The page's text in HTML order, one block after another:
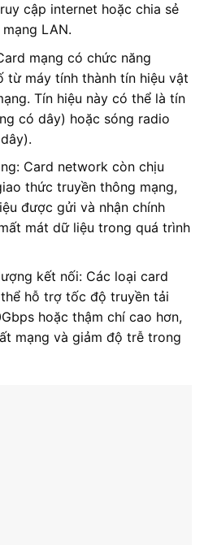
cập internet hoặc chia sẻ
LAN.
mạng có chức năng
từ máy tính thành tín hiệu vật
Tín hiệu này có thể là tín
có dây) hoặc sóng radio
Card network còn chịu
thức truyền thông mạng,
được gửi và nhận chính
mát dữ liệu trong quá trình
kết nối: Các loại card
hỗ trợ tốc độ truyền tải
hoặc thậm chí cao hơn,
mạng và giảm độ trễ trong